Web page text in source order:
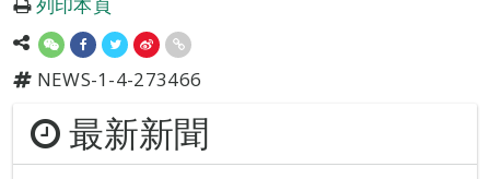
列印本頁
NEWS-1-4-273466
最新新聞